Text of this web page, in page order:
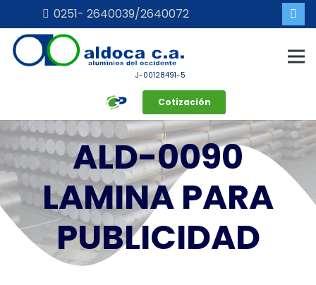
0251- 2640039/2640072
J-00128491-5
Cotización
ALD-0090
LAMINA PARA
PUBLICIDAD